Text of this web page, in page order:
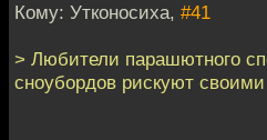
Кому: Утконосиха, #41
> Любители парашютного
сноубордов рискуют